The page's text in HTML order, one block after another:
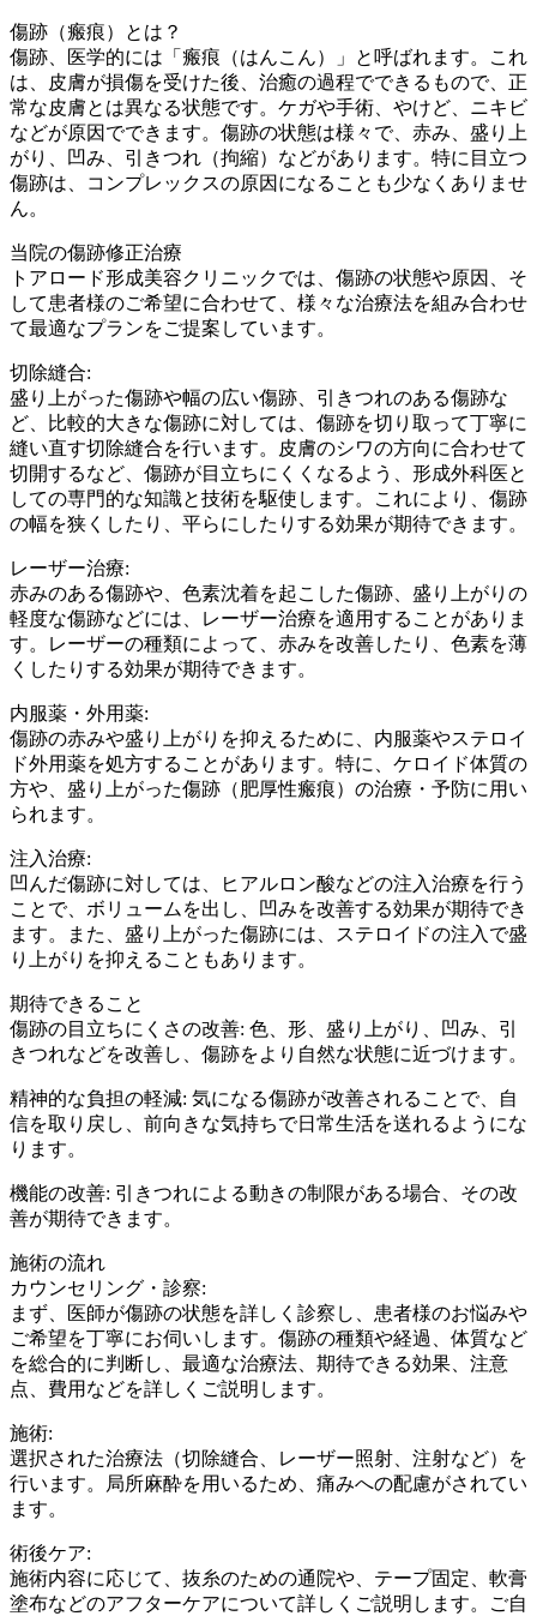
傷跡（瘢痕）とは？
傷跡、医学的には「瘢痕（はんこん）」と呼ばれます。これ
は、皮膚が損傷を受けた後、治癒の過程でできるもので、正
常な皮膚とは異なる状態です。ケガや手術、やけど、ニキビ
などが原因でできます。傷跡の状態は様々で、赤み、盛り上
がり、凹み、引きつれ（拘縮）などがあります。特に目立つ
傷跡は、コンプレックスの原因になることも少なくありませ
ん。
当院の傷跡修正治療
トアロード形成美容クリニックでは、傷跡の状態や原因、そ
して患者様のご希望に合わせて、様々な治療法を組み合わせ
て最適なプランをご提案しています。
切除縫合:
盛り上がった傷跡や幅の広い傷跡、引きつれのある傷跡な
ど、比較的大きな傷跡に対しては、傷跡を切り取って丁寧に
縫い直す切除縫合を行います。皮膚のシワの方向に合わせて
切開するなど、傷跡が目立ちにくくなるよう、形成外科医と
しての専門的な知識と技術を駆使します。これにより、傷跡
の幅を狭くしたり、平らにしたりする効果が期待できます。
レーザー治療:
赤みのある傷跡や、色素沈着を起こした傷跡、盛り上がりの
軽度な傷跡などには、レーザー治療を適用することがありま
す。レーザーの種類によって、赤みを改善したり、色素を薄
くしたりする効果が期待できます。
内服薬・外用薬:
傷跡の赤みや盛り上がりを抑えるために、内服薬やステロイ
ド外用薬を処方することがあります。特に、ケロイド体質の
方や、盛り上がった傷跡（肥厚性瘢痕）の治療・予防に用い
られます。
注入治療:
凹んだ傷跡に対しては、ヒアルロン酸などの注入治療を行う
ことで、ボリュームを出し、凹みを改善する効果が期待でき
ます。また、盛り上がった傷跡には、ステロイドの注入で盛
り上がりを抑えることもあります。
期待できること
傷跡の目立ちにくさの改善: 色、形、盛り上がり、凹み、引
きつれなどを改善し、傷跡をより自然な状態に近づけます。
精神的な負担の軽減: 気になる傷跡が改善されることで、自
信を取り戻し、前向きな気持ちで日常生活を送れるようにな
ります。
機能の改善: 引きつれによる動きの制限がある場合、その改
善が期待できます。
施術の流れ
カウンセリング・診察:
まず、医師が傷跡の状態を詳しく診察し、患者様のお悩みや
ご希望を丁寧にお伺いします。傷跡の種類や経過、体質など
を総合的に判断し、最適な治療法、期待できる効果、注意
点、費用などを詳しくご説明します。
施術:
選択された治療法（切除縫合、レーザー照射、注射など）を
行います。局所麻酔を用いるため、痛みへの配慮がされてい
ます。
術後ケア:
施術内容に応じて、抜糸のための通院や、テープ固定、軟膏
塗布などのアフターケアについて詳しくご説明します。ご自